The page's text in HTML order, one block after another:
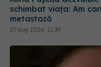
schimbat viața: Am
metastază
07 aug 2026, 12:39